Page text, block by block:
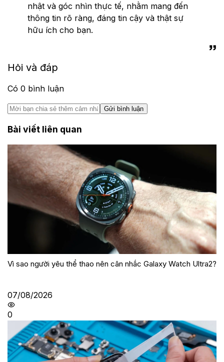
nhật và góc nhìn thực tế, nhằm mang đến
thông tin rõ ràng, đáng tin cậy và thật sự
hữu ích cho bạn.
Hỏi và đáp
Có 0 bình luận
Gửi bình luận
Bài viết liên quan
Vì sao người yêu thể thao nên cân nhắc Galaxy Watch Ultra2?
07/08/2026
0